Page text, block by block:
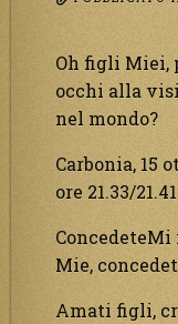
Oh figli Miei,
occhi alla
nel mondo?
Carbonia, 15
ore 21.33/21.41
Mie,
Amati figli,